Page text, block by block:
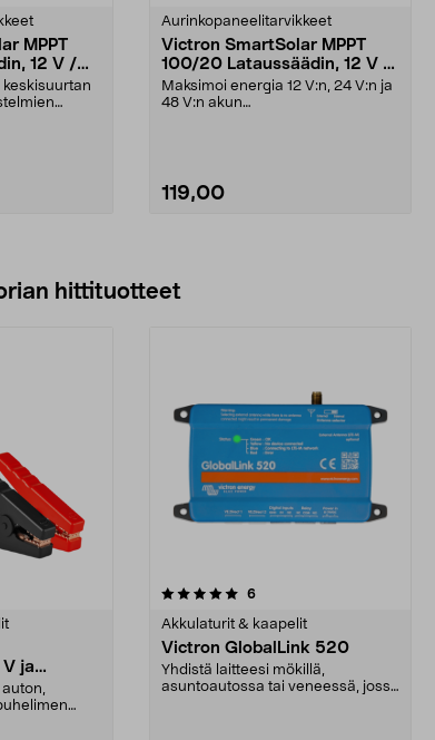
MPPT
12 V /
keskisuurtan
Aurinkopaneelitarvikkeet
Victron SmartSolar MPPT
100/20 Lataussäädin, 12 V /
24 V / 48 V
Maksimoi energia 12 V:n, 24 V:n ja
48 V:n akun
119,00
hittituotteet
ja
auton,
6arvostelut
Akkulaturit & kaapelit
Victron GlobalLink 520
Yhdistä laitteesi mökillä,
asuntoautossa tai veneessä, jossa
4.5 viidestä